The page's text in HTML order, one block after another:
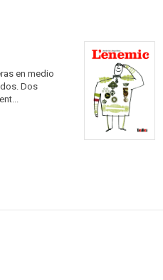
en medio
Dos